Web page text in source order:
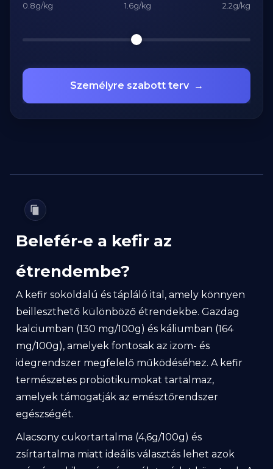
0.8g/kg 1.6g/kg 2.2g/kg
Személyre szabott terv →
Belefér-e a kefir az
étrendembe?
A kefir sokoldalú és tápláló ital, amely könnyen
beilleszthető különböző étrendekbe. Gazdag
kalciumban (130 mg/100g) és káliumban (164
mg/100g), amelyek fontosak az izom- és
idegrendszer megfelelő működéséhez. A kefir
természetes probiotikumokat tartalmaz,
amelyek támogatják az emésztőrendszer
egészségét.
Alacsony cukortartalma (4,6g/100g) és
zsírtartalma miatt ideális választás lehet azok